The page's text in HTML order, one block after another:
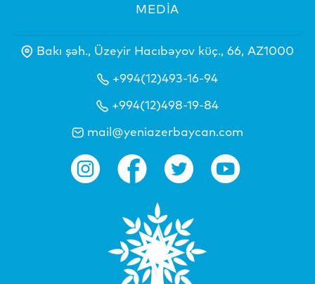
MEDİA
Bakı şəh., Üzeyir Hacıbəyov küç., 66, AZ1000
+994(12)493-16-94
+994(12)498-19-84
mail@yeniazerbaycan.com